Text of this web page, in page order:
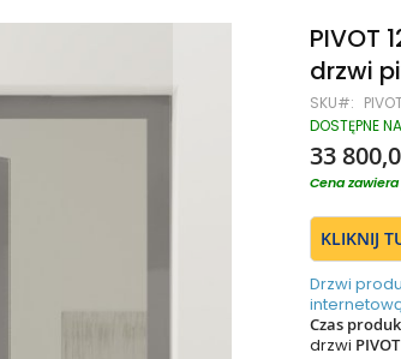
PIVOT
drzwi
SKU
DOSTĘPNE
33
Cena
KLIKNIJ
Drzwi
Czas
drzwi PIVOT